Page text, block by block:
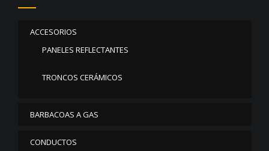
ACCESORIOS
PANELES REFLECTANTES
TRONCOS CERÁMICOS
BARBACOAS A GAS
CONDUCTOS